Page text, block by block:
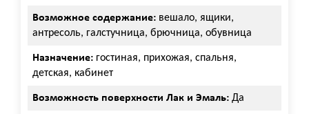
Возможное содержание: вешало, ящики,
антресоль, галстучница, брючница, обувница
Назначение: гостиная, прихожая, спальня,
детская, кабинет
Возможность поверхности Лак и Эмаль: Да